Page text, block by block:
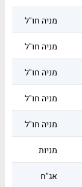
מניה חו"ל
מניה חו"ל
מניה חו"ל
מניה חו"ל
מניה חו"ל
מניות
אג"ח